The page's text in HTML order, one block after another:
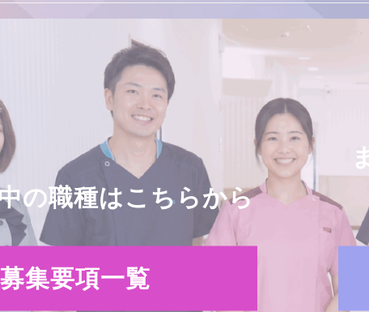
の職種はこちらから
募集要項一覧